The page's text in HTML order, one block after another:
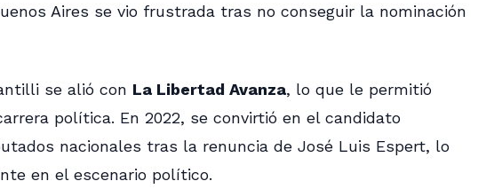
Aires se vio frustrada tras no conseguir la nominación
se alió con La Libertad Avanza, lo que le permitió
política. En 2022, se convirtió en el candidato
nacionales tras la renuncia de José Luis Espert, lo
en el escenario político.